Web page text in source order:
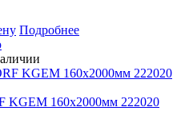
Подробнее
KGEM 160х2000мм 222020